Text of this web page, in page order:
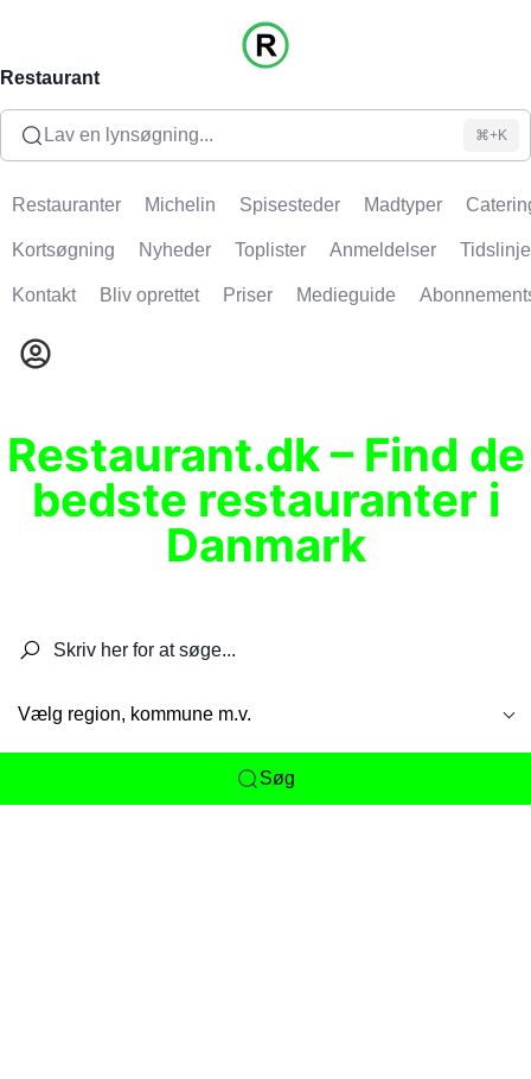
Restaurant
Lav en lynsøgning... ⌘+K
Restauranter Michelin Spisesteder Madtyper
Kortsøgning Nyheder Toplister Anmeldelser Tidslinje
Kontakt Bliv oprettet Priser Medieguide
Restaurant.dk – Find de
bedste restauranter i
Danmark
Vælg region, kommune m.v.
Søg